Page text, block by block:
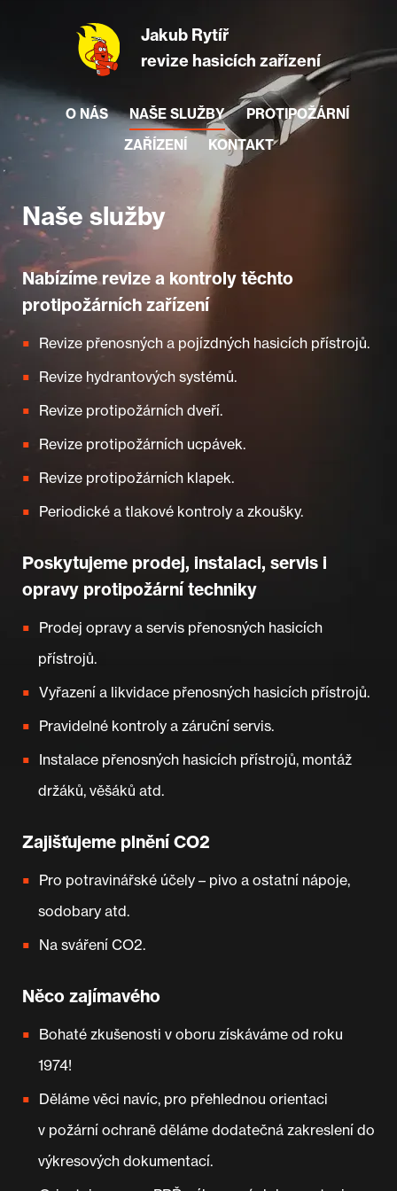
Jakub Rytíř
revize hasicích zařízení
O NÁS NAŠE SLUŽBY
PROTIPOŽÁRNÍ
ZAŘÍZENÍ
KONTAKT
Naše služby
Nabízíme revize a kontroly těchto
protipožárních zařízení
Revize přenosných a pojízdných hasicích přístrojů.
Revize hydrantových systémů.
Revize protipožárních dveří.
Revize protipožárních ucpávek.
Revize protipožárních klapek.
Periodické a tlakové kontroly a zkoušky.
Poskytujeme prodej, instalaci, servis i
opravy protipožární techniky
Prodej opravy a servis přenosných hasicích
přístrojů.
Vyřazení a likvidace přenosných hasicích přístrojů.
Pravidelné kontroly a záruční servis.
Instalace přenosných hasicích přístrojů, montáž
držáků, věšáků atd.
Zajišťujeme plnění CO2
Pro potravinářské účely – pivo a ostatní nápoje,
sodobary atd.
Na sváření CO2.
Něco zajímavého
Bohaté zkušenosti v oboru získáváme od roku
1974!
Děláme věci navíc, pro přehlednou orientaci
v požární ochraně děláme dodatečná zakreslení do
výkresových dokumentací.